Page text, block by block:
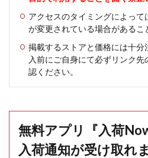
アクセスのタイミングによっ
が変更されている場合があるこ
掲載するストアと価格には十
入前にご自身にて必ずリンク
認ください。
無料アプリ『入荷
入荷通知が受け取れ